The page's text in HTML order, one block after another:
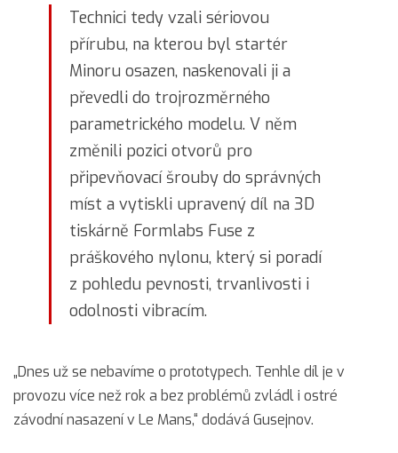
Technici tedy vzali sériovou
přírubu, na kterou byl startér
Minoru osazen, naskenovali ji a
převedli do trojrozměrného
parametrického modelu. V něm
změnili pozici otvorů pro
připevňovací šrouby do správných
míst a vytiskli upravený díl na 3D
tiskárně Formlabs Fuse z
práškového nylonu, který si poradí
z pohledu pevnosti, trvanlivosti i
odolnosti vibracím.
„Dnes už se nebavíme o prototypech. Tenhle díl je v
provozu více než rok a bez problémů zvládl i ostré
závodní nasazení v Le Mans,“ dodává Gusejnov.